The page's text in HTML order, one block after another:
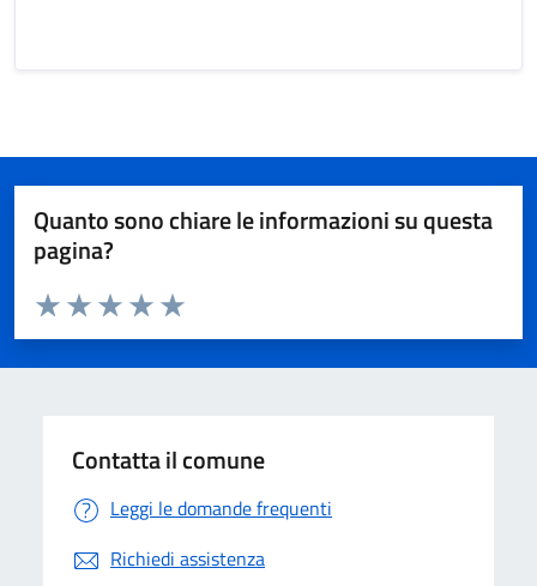
Quanto sono chiare le informazioni su questa
pagina?
Valuta da 1 a 5 stelle la pagina
Valuta 5 stelle su 5
Valuta 4 stelle su 5
Valuta 3 stelle su 5
Valuta 2 stelle su 5
Valuta 1 stelle su 5
Contatta il comune
Leggi le domande frequenti
Richiedi assistenza